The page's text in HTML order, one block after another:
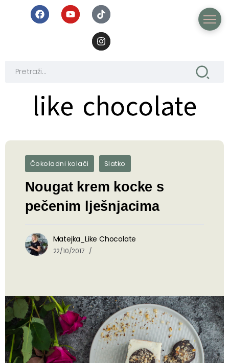
like chocolate
like chocolate
Čokoladni kolači Slatko
Nougat krem kocke s
pečenim lješnjacima
Matejka_Like Chocolate
22/10/2017